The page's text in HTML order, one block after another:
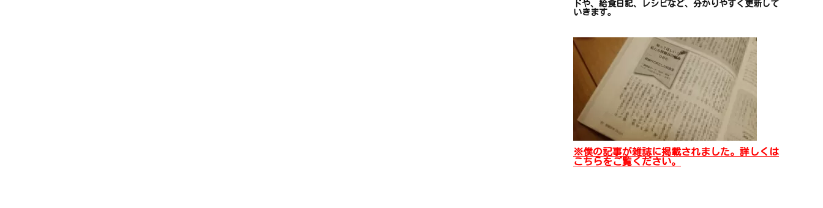
ドや、 給食日記、レシピなど、 分かりやすく更新して
いきます。
※僕の記事が雑誌に掲載されました。詳しくは
こちらをご覧ください。